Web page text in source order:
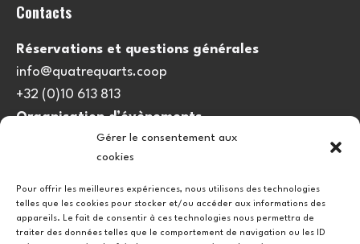
Gérer le consentement aux
cookies
Pour offrir les meilleures expériences, nous utilisons des technologies
telles que les cookies pour stocker et/ou accéder aux informations des
appareils. Le fait de consentir à ces technologies nous permettra de
traiter des données telles que le comportement de navigation ou les ID
Contacts
Réservations et questions générales
info@quatrequarts.coop
+32 (0)10 613 813
Organisation d’évènements
viedulieu@quatrequarts.coop
Politique de cookies (UE)